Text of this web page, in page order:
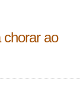
chorar ao